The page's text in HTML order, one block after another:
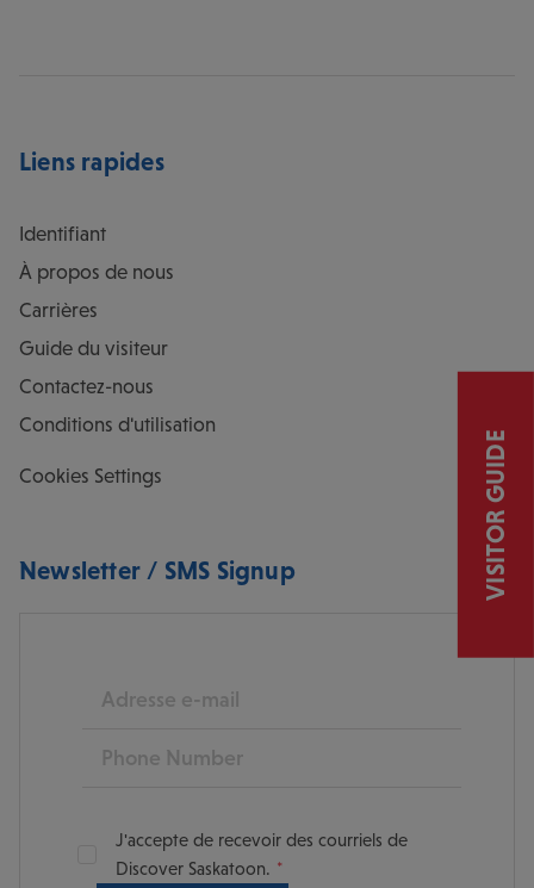
Liens rapides
Identifiant
À propos de nous
Carrières
Guide du visiteur
Contactez-nous
Conditions d'utilisation
Cookies Settings
Newsletter / SMS Signup
E-mail
Phone
J'accepte de recevoir des courriels de
Discover Saskatoon.
VISITOR GUIDE